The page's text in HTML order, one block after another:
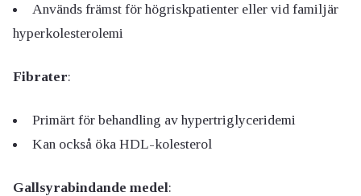
Används främst för högriskpatienter eller vid familjär
hyperkolesterolemi
Fibrater:
Primärt för behandling av hypertriglyceridemi
Kan också öka HDL-kolesterol
Gallsyrabindande medel: